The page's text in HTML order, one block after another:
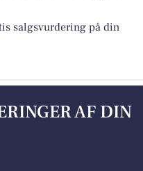
salgsvurdering på din
AF DIN